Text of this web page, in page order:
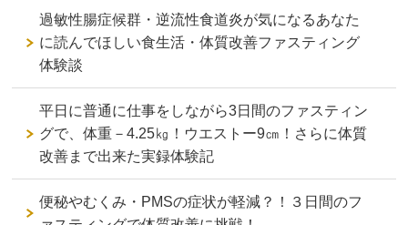
過敏性腸症候群・逆流性食道炎が気になるあなた
に読んでほしい食生活・体質改善ファスティング
体験談
平日に普通に仕事をしながら3日間のファスティン
グで、体重－4.25㎏！ウエストー9㎝！さらに体質
改善まで出来た実録体験記
便秘やむくみ・PMSの症状が軽減？！３日間のフ